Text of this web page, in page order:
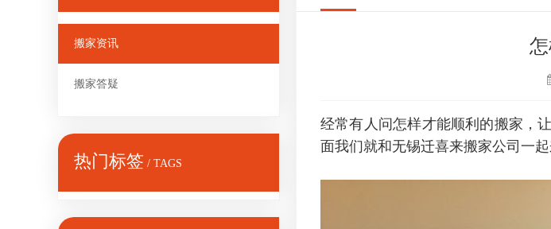
搬家资讯
搬家答疑
热门标签 / TAGS
经常有人问怎样才能顺利的搬家，
面我们就和无锡迁喜来搬家公司一起